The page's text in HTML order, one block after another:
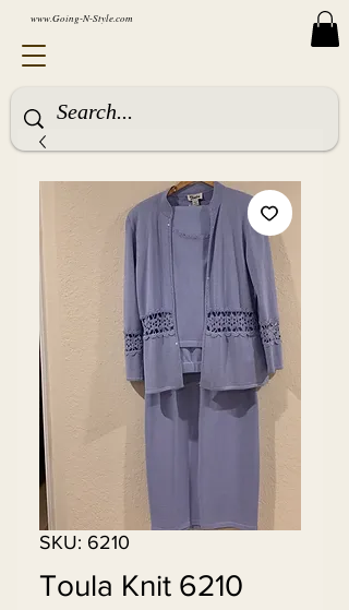
www.Going-N-Style.com
SKU: 6210
Toula Knit 6210